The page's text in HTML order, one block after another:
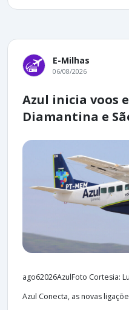
E-Milhas
06/08/2026
Azul inicia voos
Diamantina e
ago62026AzulFoto Cortesia:
Azul Conecta, as novas